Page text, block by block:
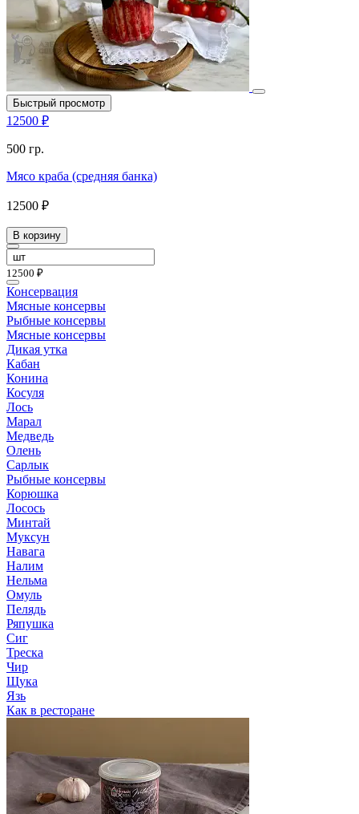
Быстрый просмотр
12500 ₽
500 гр.
Мясо краба (средняя банка)
12500 ₽
В корзину
12500 ₽
Консервация
Мясные консервы
Рыбные консервы
Мясные консервы
Дикая утка
Кабан
Конина
Косуля
Лось
Марал
Медведь
Олень
Сарлык
Рыбные консервы
Корюшка
Лосось
Минтай
Муксун
Навага
Налим
Нельма
Омуль
Пелядь
Ряпушка
Сиг
Треска
Чир
Щука
Язь
Как в ресторане